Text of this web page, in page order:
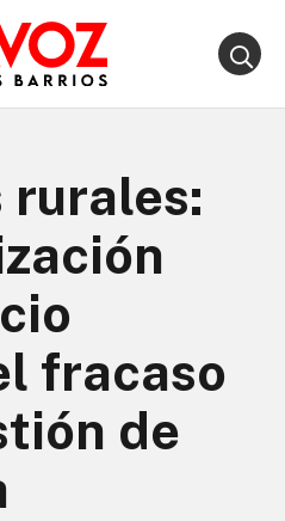
rurales:
fracaso
de